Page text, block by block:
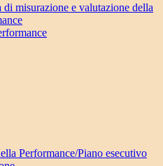
di misurazione e valutazione della
Performance/Piano esecutivo